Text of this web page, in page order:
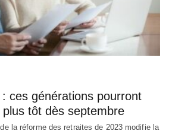
ces générations pourront
tôt dès septembre
la réforme des retraites de 2023 modifie la